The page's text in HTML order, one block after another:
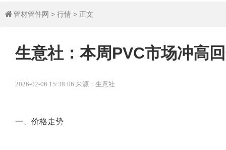
 管材管件网 > 行情 > 正文
生意社：本周PVC市场冲高
2026-02-06 15:38:06 来源：生意社
一、价格走势